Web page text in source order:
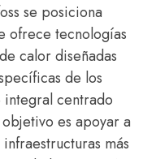
se posiciona
ofrece tecnologías
calor diseñadas
de los
integral centrado
es apoyar a
más